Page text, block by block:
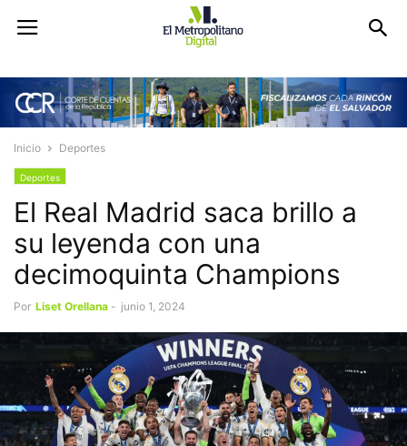
Inicio Deportes
Deportes
El Real Madrid saca brillo a
su leyenda con una
decimoquinta Champions
Por Liset Orellana - junio 1, 2024